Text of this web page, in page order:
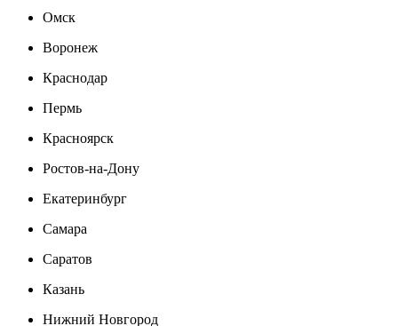
Омск
Воронеж
Краснодар
Пермь
Красноярск
Ростов-на-Дону
Екатеринбург
Самара
Саратов
Казань
Нижний Новгород